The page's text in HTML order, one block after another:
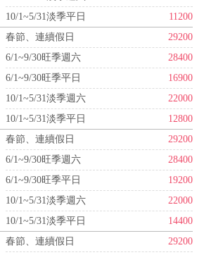
10/1~5/31淡季平日
11200
春節、連續假日
29200
6/1~9/30旺季週六
28400
6/1~9/30旺季平日
16900
10/1~5/31淡季週六
22000
10/1~5/31淡季平日
12800
春節、連續假日
29200
6/1~9/30旺季週六
28400
6/1~9/30旺季平日
19200
10/1~5/31淡季週六
22000
10/1~5/31淡季平日
14400
春節、連續假日
29200